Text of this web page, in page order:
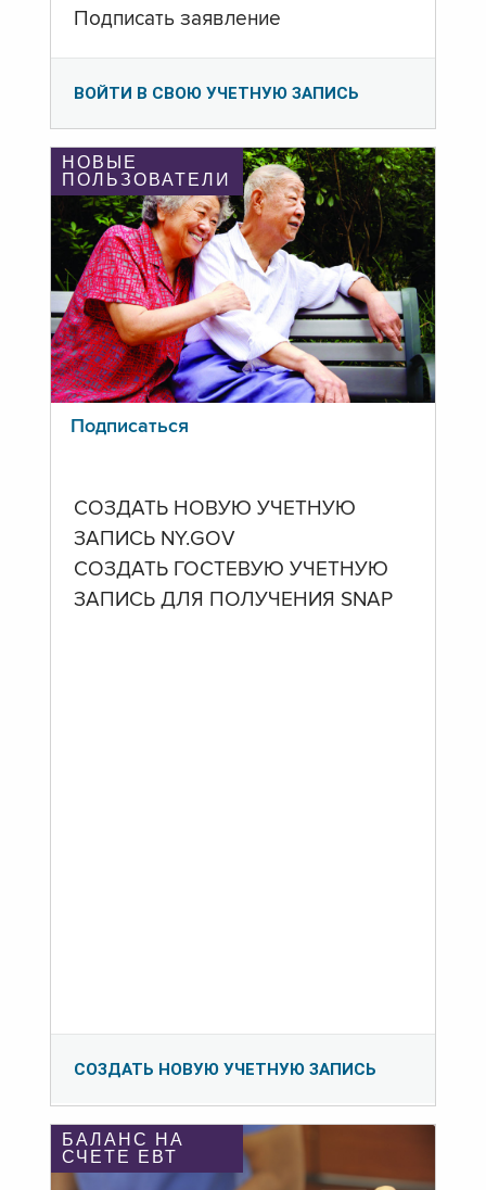
Подписать заявление
ВОЙТИ В СВОЮ УЧЕТНУЮ ЗАПИСЬ
НОВЫЕ
ПОЛЬЗОВАТЕЛИ
Подписаться
СОЗДАТЬ НОВУЮ УЧЕТНУЮ
ЗАПИСЬ NY.GOV
СОЗДАТЬ ГОСТЕВУЮ УЧЕТНУЮ
ЗАПИСЬ ДЛЯ ПОЛУЧЕНИЯ SNAP
СОЗДАТЬ НОВУЮ УЧЕТНУЮ ЗАПИСЬ
БАЛАНС НА
СЧЕТЕ ЕВТ